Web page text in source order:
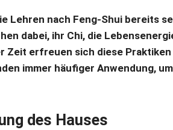
Lehren nach Feng-Shui bereits
dabei, ihr Chi, die
Zeit erfreuen sich diese
immer häufiger Anwendung,
des Hauses